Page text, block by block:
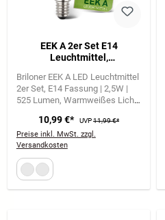
EEK A 2er Set E14
Leuchtmittel,
50.000h Lebensdauer*,
525lm, 2,5W, Warmweißes
Licht, Kerze
Briloner EEK A LED Leuchtmittel
2er Set E14 Fassung | 2,5W |
525 Lumen Warmweißes Licht
10,99 €* UVP11,99 €*
Preise inkl. MwSt. zzgl.
Versandkosten